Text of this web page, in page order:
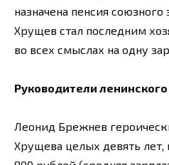
назначена пенсия союзного
Хрущев стал последним
во всех смыслах на одну
Руководители ленинского
Леонид Брежнев
Хрущева целых девять лет,